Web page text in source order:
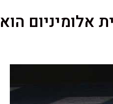
אלומיניום הוא